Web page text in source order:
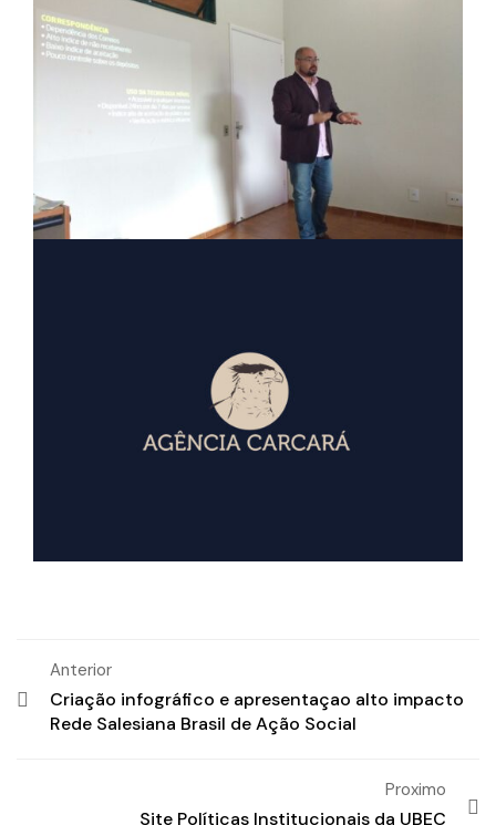
Anterior
Criação infográfico e apresentaçao alto impacto
Rede Salesiana Brasil de Ação Social
Proximo
Site Políticas Institucionais da UBEC